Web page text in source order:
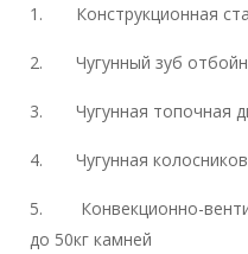
1. Конструкционная
2. Чугунный зуб
3. Чугунная топочная
4. Чугунная
5. Конвекционно-
до 50кг камней